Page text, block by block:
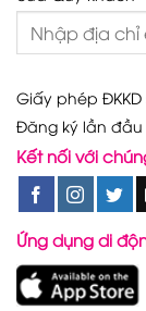
Giấy phép ĐKKD
Đăng ký lần đầu
Kết nối với
Ứng dụng di